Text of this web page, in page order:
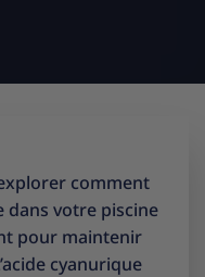
comment
dans votre piscine
pour maintenir
cyanurique